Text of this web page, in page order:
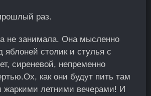
раз.
не занимала. Она мысленно
яблоней столик и стулья с
сиреневой, непременно
как они будут пить там
жаркими летними вечерами! И